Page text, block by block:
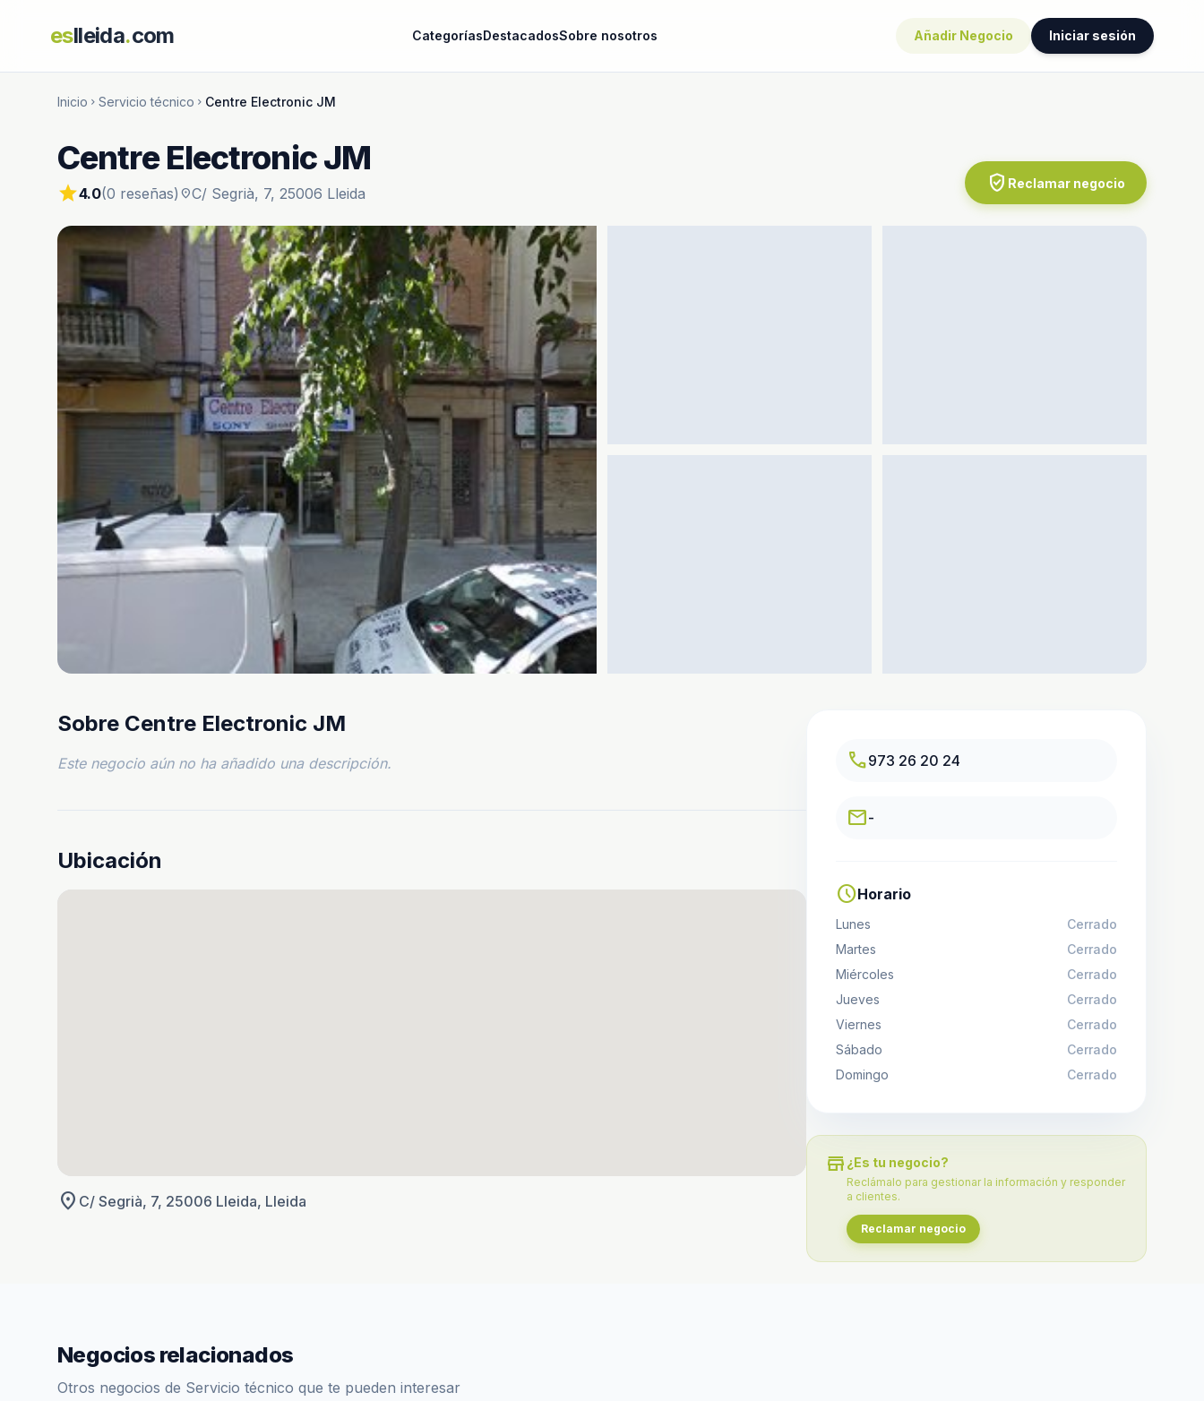
eslleida.com CategoríasDestacadosSobre nosotros Añadir Negocio Iniciar sesión
Inicio chevron_right Servicio técnico chevron_right Centre Electronic JM
Centre Electronic JM
star4.0(0 reseñas) location_onC/ Segrià, 7, 25006 Lleida verified_user Reclamar negocio
Sobre Centre Electronic JM
Este negocio aún no ha añadido una descripción.
Ubicación
location_on C/ Segrià, 7, 25006 Lleida, Lleida
call973 26 20 24
email-
scheduleHorario
Lunes
Cerrado
Martes
Cerrado
Miércoles
Cerrado
Jueves
Cerrado
Viernes
Cerrado
Sábado
Cerrado
Domingo
Cerrado
store ¿Es tu negocio?
Reclámalo para gestionar la información y responder
a clientes.
Reclamar negocio
Negocios relacionados
Otros negocios de Servicio técnico que te pueden interesar